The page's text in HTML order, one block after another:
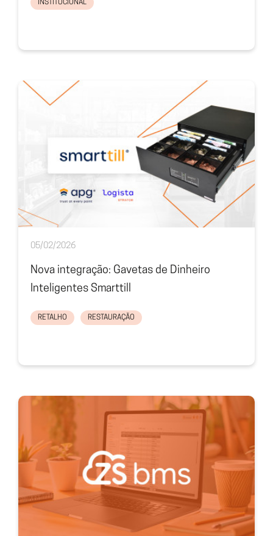
INSTITUCIONAL
05/02/2026
Nova integração: Gavetas de Dinheiro
Inteligentes Smarttill
RETALHO RESTAURAÇÃO